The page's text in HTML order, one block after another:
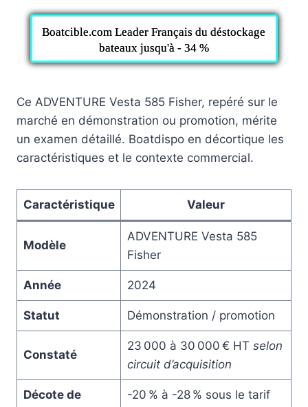
Boatcible.com Leader Français du déstockage
bateaux jusqu'à - 34 %
Ce ADVENTURE Vesta 585 Fisher, repéré sur le
marché en démonstration ou promotion, mérite
un examen détaillé. Boatdispo en décortique les
caractéristiques et le contexte commercial.
Caractéristique Valeur
Modèle
ADVENTURE Vesta 585
Fisher
Année 2024
Statut Démonstration / promotion
Constaté
23 000 à 30 000 € HT selon
circuit d’acquisition
Décote de
-20 % à -28 % sous le tarif